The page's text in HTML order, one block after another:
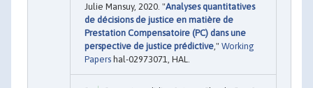
Julie Mansuy, 2020. "Analyses quantitatives
de décisions de justice en matière de
Prestation Compensatoire (PC) dans une
perspective de justice prédictive," Working
Papers hal-02973071, HAL.